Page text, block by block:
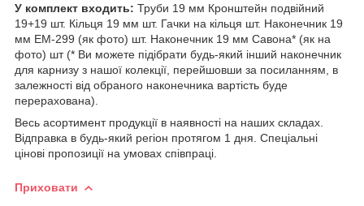
У комплект входить: Труби 19 мм Кронштейн подвійний
19+19 шт. Кільця 19 мм шт. Гачки на кільця шт. Наконечник 19
мм ЕМ-299 (як фото) шт. Наконечник 19 мм Савона* (як на
фото) шт (* Ви можете підібрати будь-який інший наконечник
для карнизу з нашої колекції, перейшовши за посиланням, в
залежності від обраного наконечника вартість буде
перерахована).
Весь асортимент продукції в наявності на наших складах.
Відправка в будь-який регіон протягом 1 дня. Спеціальні
цінові пропозиції на умовах співпраці.
Приховати